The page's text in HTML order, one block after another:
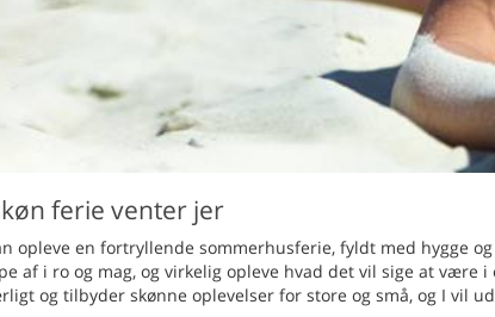
ferie venter jer
opleve en fortryllende sommerhusferie, fyldt med hygge og
af i ro og mag, og virkelig opleve hvad det vil sige at være i
og tilbyder skønne oplevelser for store og små, og I vil